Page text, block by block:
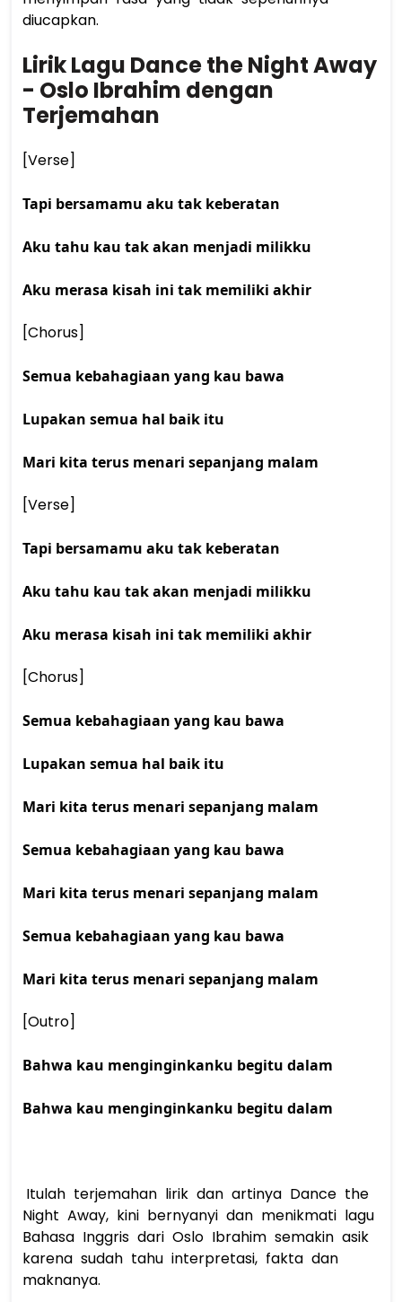
diucapkan.
Lirik Lagu Dance the Night Away
- Oslo Ibrahim dengan
Terjemahan
[Verse]
Tapi bersamamu aku tak keberatan
Aku tahu kau tak akan menjadi milikku
Aku merasa kisah ini tak memiliki akhir
[Chorus]
Semua kebahagiaan yang kau bawa
Lupakan semua hal baik itu
Mari kita terus menari sepanjang malam
[Verse]
Tapi bersamamu aku tak keberatan
Aku tahu kau tak akan menjadi milikku
Aku merasa kisah ini tak memiliki akhir
[Chorus]
Semua kebahagiaan yang kau bawa
Lupakan semua hal baik itu
Mari kita terus menari sepanjang malam
Semua kebahagiaan yang kau bawa
Mari kita terus menari sepanjang malam
Semua kebahagiaan yang kau bawa
Mari kita terus menari sepanjang malam
[Outro]
Bahwa kau menginginkanku begitu dalam
Bahwa kau menginginkanku begitu dalam
Night Away, kini bernyanyi dan menikmati lagu
Bahasa Inggris dari Oslo Ibrahim semakin asik
karena sudah tahu interpretasi, fakta dan
maknanya.